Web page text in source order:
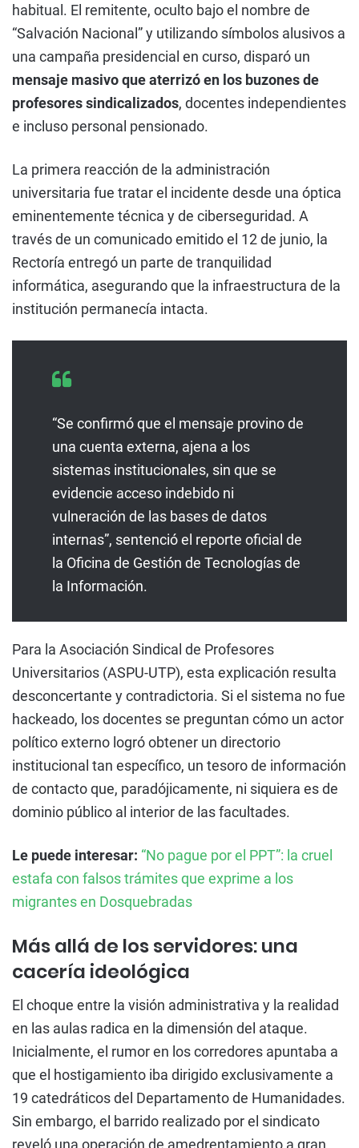
habitual. El remitente, oculto bajo el nombre de
“Salvación Nacional” y utilizando símbolos alusivos a
una campaña presidencial en curso, disparó un
mensaje masivo que aterrizó en los buzones de
profesores sindicalizados, docentes independientes
e incluso personal pensionado.
La primera reacción de la administración
universitaria fue tratar el incidente desde una óptica
eminentemente técnica y de ciberseguridad. A
través de un comunicado emitido el 12 de junio, la
Rectoría entregó un parte de tranquilidad
informática, asegurando que la infraestructura de la
institución permanecía intacta.
“Se confirmó que el mensaje provino de
una cuenta externa, ajena a los
sistemas institucionales, sin que se
evidencie acceso indebido ni
vulneración de las bases de datos
internas”, sentenció el reporte oficial de
la Oficina de Gestión de Tecnologías de
la Información.
Para la Asociación Sindical de Profesores
Universitarios (ASPU-UTP), esta explicación resulta
desconcertante y contradictoria. Si el sistema no fue
hackeado, los docentes se preguntan cómo un actor
político externo logró obtener un directorio
institucional tan específico, un tesoro de información
de contacto que, paradójicamente, ni siquiera es de
dominio público al interior de las facultades.
Le puede interesar: “No pague por el PPT”: la cruel
estafa con falsos trámites que exprime a los
migrantes en Dosquebradas
Más allá de los servidores: una
cacería ideológica
El choque entre la visión administrativa y la realidad
en las aulas radica en la dimensión del ataque.
Inicialmente, el rumor en los corredores apuntaba a
que el hostigamiento iba dirigido exclusivamente a
19 catedráticos del Departamento de Humanidades.
Sin embargo, el barrido realizado por el sindicato
reveló una operación de amedrentamiento a gran